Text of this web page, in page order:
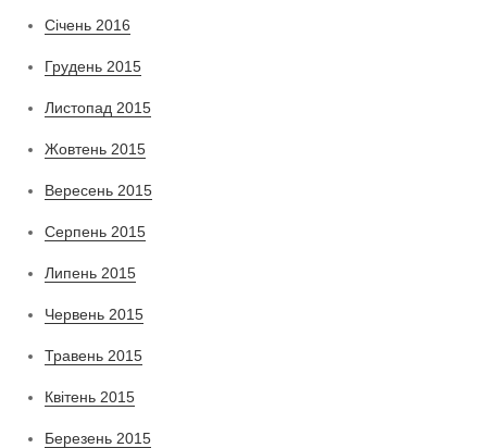
Січень 2016
Грудень 2015
Листопад 2015
Жовтень 2015
Вересень 2015
Серпень 2015
Липень 2015
Червень 2015
Травень 2015
Квітень 2015
Березень 2015